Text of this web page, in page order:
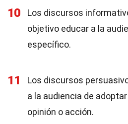
10
Los discursos
objetivo educar a la
específico.
11
Los discursos
a la audiencia de
opinión o acción.